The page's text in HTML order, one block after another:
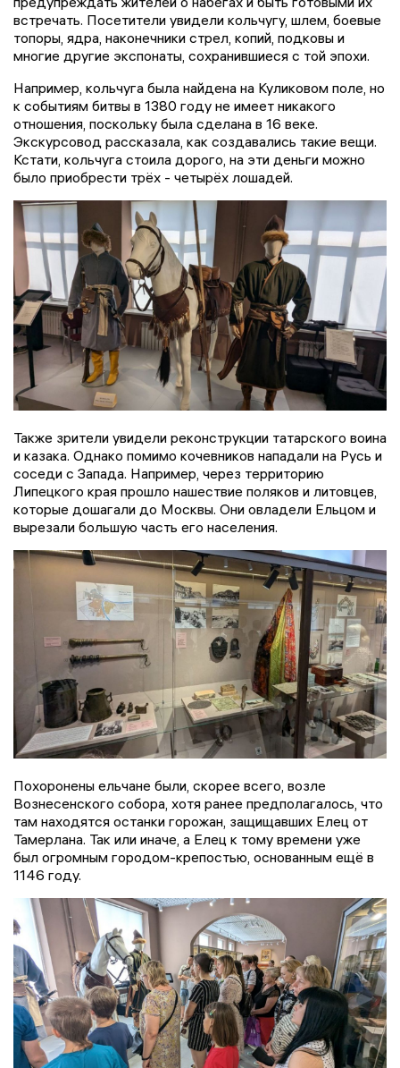
встречать. Посетители увидели кольчугу, шлем, боевые
топоры, ядра, наконечники стрел, копий, подковы и
многие другие экспонаты, сохранившиеся с той эпохи.
Например, кольчуга была найдена на Куликовом поле, но
к событиям битвы в 1380 году не имеет никакого
отношения, поскольку была сделана в 16 веке.
Экскурсовод рассказала, как создавались такие вещи.
Кстати, кольчуга стоила дорого, на эти деньги можно
было приобрести трёх - четырёх лошадей.
Также зрители увидели реконструкции татарского воина
и казака. Однако помимо кочевников нападали на Русь и
соседи с Запада. Например, через территорию
Липецкого края прошло нашествие поляков и литовцев,
которые дошагали до Москвы. Они овладели Ельцом и
вырезали большую часть его населения.
Похоронены ельчане были, скорее всего, возле
Вознесенского собора, хотя ранее предполагалось, что
там находятся останки горожан, защищавших Елец от
Тамерлана. Так или иначе, а Елец к тому времени уже
был огромным городом-крепостью, основанным ещё в
1146 году.